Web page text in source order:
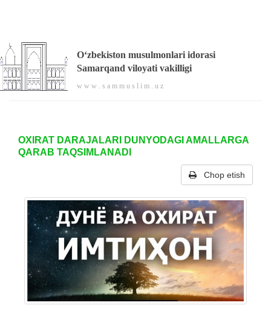
O‘zbekiston musulmonlari idorasi
Samarqand viloyati vakilligi
w w w . s a m m u s l i m . u z
OXIRAT DARAJALARI DUNYODAGI AMALLARGA
QARAB TAQSIMLANADI
Chop etish